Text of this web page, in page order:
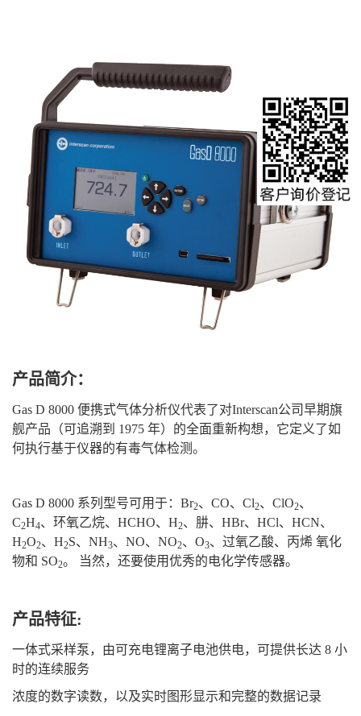
产品简介：
Gas D 8000 便携式气体分析仪代表了对Interscan公司早期旗
舰产品（可追溯到 1975 年）的全面重新构想，它定义了如
何执行基于仪器的有毒气体检测。
Gas D 8000 系列型号可用于：Br2、CO、Cl2、ClO2、
C2H4、环氧乙烷、HCHO、H2、肼、HBr、HCl、HCN、
H2O2、H2S、NH3、NO、NO2、O3、过氧乙酸、丙烯 氧化
物和 SO2。 当然，还要使用优秀的电化学传感器。
产品特征:
一体式采样泵，由可充电锂离子电池供电，可提供长达 8 小
时的连续服务
浓度的数字读数，以及实时图形显示和完整的数据记录